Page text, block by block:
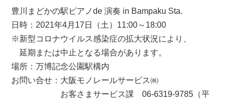
豊川まどかの駅ピアノde 演奏 in Bampaku Sta.
日時：2021年4月17日（土）11:00～18:00
※新型コロナウイルス感染症の拡大状況により、
延期または中止となる場合があります。
場所：万博記念公園駅構内
お問い合せ：大阪モノレールサービス㈱
お客さまサービス課 06-6319-9785（平